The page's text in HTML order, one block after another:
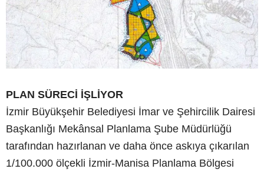
PLAN SÜRECİ İŞLİYOR
İzmir Büyükşehir Belediyesi İmar ve Şehircilik Dairesi
Başkanlığı Mekânsal Planlama Şube Müdürlüğü
tarafından hazırlanan ve daha önce askıya çıkarılan
1/100.000 ölçekli İzmir-Manisa Planlama Bölgesi